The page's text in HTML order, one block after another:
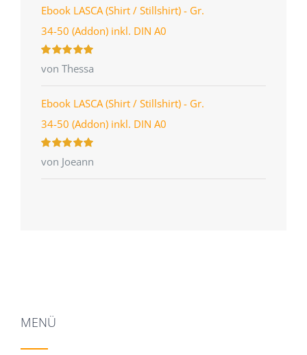
Ebook LASCA (Shirt / Stillshirt) - Gr.
34-50 (Addon) inkl. DIN A0
Bewertet
mit 5 von 5
von Thessa
Ebook LASCA (Shirt / Stillshirt) - Gr.
34-50 (Addon) inkl. DIN A0
Bewertet
mit 5 von 5
von Joeann
MENÜ